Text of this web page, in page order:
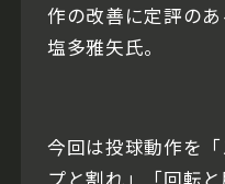
作の改善に定評の
塩多雅矢氏。
今回は投球動作を
プと割れ」「回転